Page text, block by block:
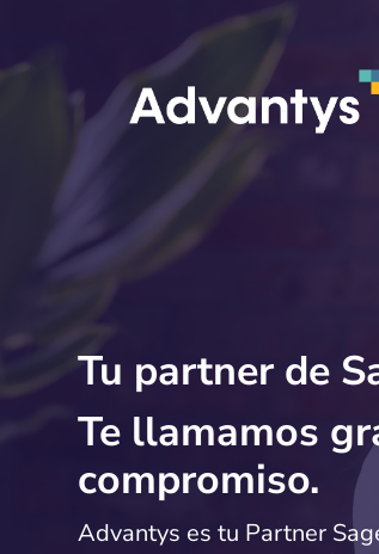
Tu partner de
Te llamamos
compromiso.
Advantys es tu Partner